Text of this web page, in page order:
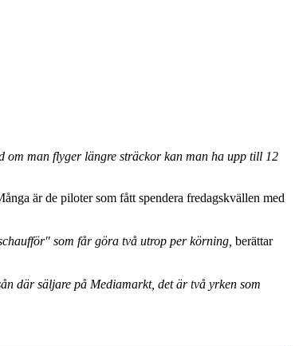
man flyger längre sträckor kan man ha upp till 12
är de piloter som fått spendera fredagskvällen med
som får göra två utrop per körning, berättar
där säljare på Mediamarkt, det är två yrken som